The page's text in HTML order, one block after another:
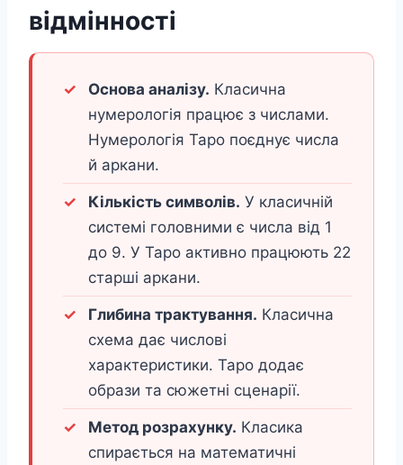
відмінності
Основа аналізу. Класична
нумерологія працює з числами.
Нумерологія Таро поєднує числа
й аркани.
Кількість символів. У класичній
системі головними є числа від 1
до 9. У Таро активно працюють 22
старші аркани.
Глибина трактування. Класична
схема дає числові
характеристики. Таро додає
образи та сюжетні сценарії.
Метод розрахунку. Класика
спирається на математичні